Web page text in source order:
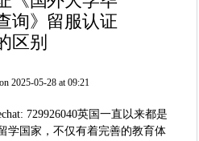
询》留服认证
区别
on 2025-05-28 at 09:21
729926040英国一直以来都是
学国家，不仅有着完善的教育体